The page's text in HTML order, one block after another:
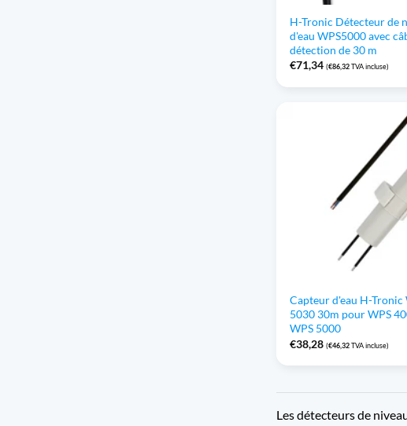
H-Tronic Détecteur de
d'eau WPS5000 avec
détection de 30 m
€71,34 (€86,32TVA incluse)
Capteur d'eau H-Tronic
5030 30m pour WPS
WPS 5000
€38,28 (€46,32TVA incluse)
Les détecteurs de